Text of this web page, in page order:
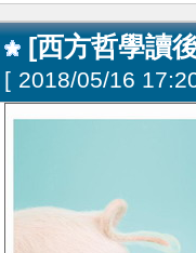
[西方哲學讀
[ 2018/05/16